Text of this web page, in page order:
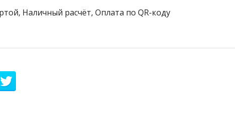
Наличный расчёт, Оплата по QR-коду